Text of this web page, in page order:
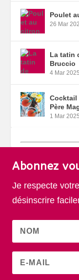
Poulet
26 Mar
La tatin
Bruccio
4 Mar 2025
Cocktail
Père
1 Mar 2025
Abonnez
Je respecte
désinscrire